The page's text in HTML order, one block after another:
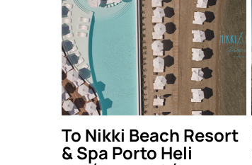
Με τα βραβεία κοινού,
ολοκληρώνεται το